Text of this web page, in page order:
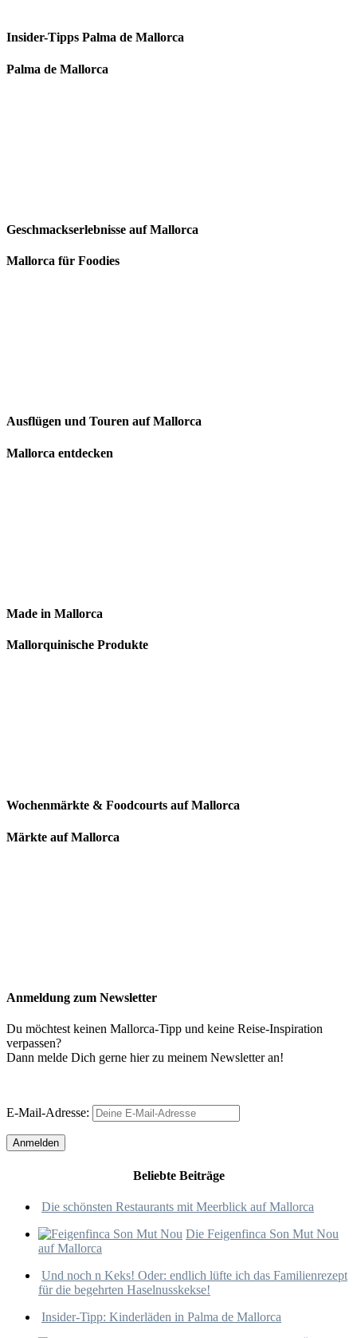
Insider-Tipps Palma de Mallorca
Palma de Mallorca
Geschmackserlebnisse auf Mallorca
Mallorca für Foodies
Ausflügen und Touren auf Mallorca
Mallorca entdecken
Made in Mallorca
Mallorquinische Produkte
Wochenmärkte & Foodcourts auf Mallorca
Märkte auf Mallorca
Anmeldung zum Newsletter
Du möchtest keinen Mallorca-Tipp und keine Reise-Inspiration
verpassen?
Dann melde Dich gerne hier zu meinem Newsletter an!
E-Mail-Adresse:
Beliebte Beiträge
Die schönsten Restaurants mit Meerblick auf Mallorca
Die Feigenfinca Son Mut Nou
auf Mallorca
Und noch n Keks! Oder: endlich lüfte ich das Familienrezept
für die begehrten Haselnusskekse!
Insider-Tipp: Kinderläden in Palma de Mallorca